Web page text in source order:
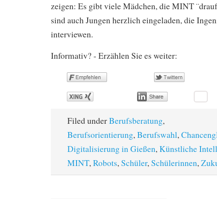
zeigen: Es gibt viele Mädchen, die MINT
sind auch Jungen herzlich eingeladen, die
interviewen.
Informativ? - Erzählen Sie es weiter:
Filed underBerufsberatung,
Berufsorientierung,Berufswahl,
Digitalisierung in Gießen,Künstliche
MINT,Robots,Schüler,Schülerinnen,